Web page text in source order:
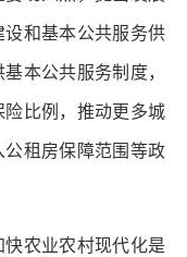
和基本公共服务供
本公共服务制度，
比例，推动更多城
租房保障范围等政
农业农村现代化是